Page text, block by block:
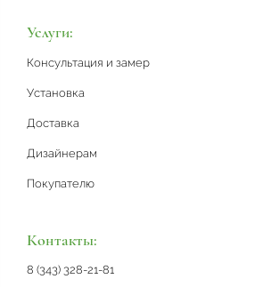
Услуги:
Консультация и замер
Установка
Доставка
Дизайнерам
Покупателю
Контакты:
8 (343) 328-21-81